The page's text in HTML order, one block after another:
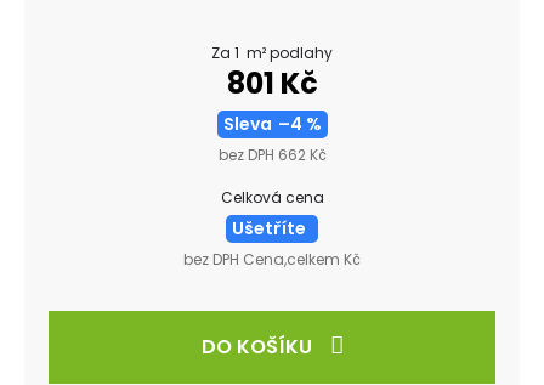
Za 1 m² podlahy
801 Kč
Sleva –4 %
bez DPH 662 Kč
Celková cena
Ušetříte
bez DPH Cena,celkem Kč
DO KOŠÍKU